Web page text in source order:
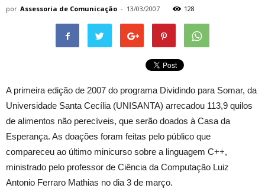
por Assessoria de Comunicação - 13/03/2007 128
A primeira edição de 2007 do programa Dividindo para Somar, da
Universidade Santa Cecília (UNISANTA) arrecadou 113,9 quilos
de alimentos não perecíveis, que serão doados à Casa da
Esperança. As doações foram feitas pelo público que
compareceu ao último minicurso sobre a linguagem C++,
ministrado pelo professor de Ciência da Computação Luiz
Antonio Ferraro Mathias no dia 3 de março.